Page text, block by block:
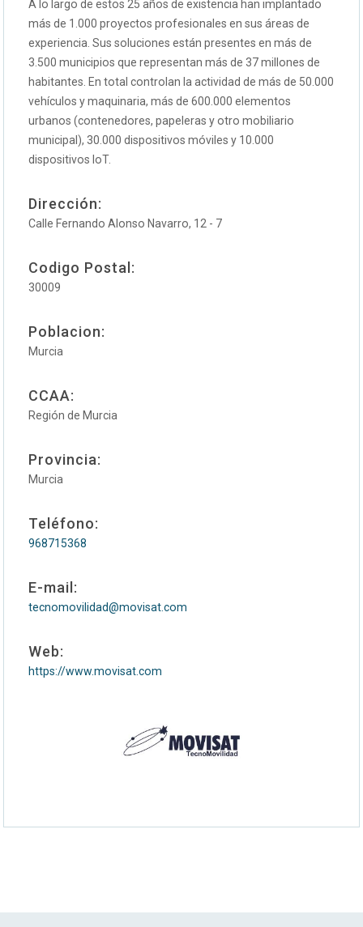
A lo largo de estos 25 años de existencia han implantado
más de 1.000 proyectos profesionales en sus áreas de
experiencia. Sus soluciones están presentes en más de
3.500 municipios que representan más de 37 millones de
habitantes. En total controlan la actividad de más de 50.000
vehículos y maquinaria, más de 600.000 elementos
urbanos (contenedores, papeleras y otro mobiliario
municipal), 30.000 dispositivos móviles y 10.000
dispositivos IoT.
Dirección:
Calle Fernando Alonso Navarro, 12 - 7
Codigo Postal:
30009
Poblacion:
Murcia
CCAA:
Región de Murcia
Provincia:
Murcia
Teléfono:
968715368
E-mail:
tecnomovilidad@movisat.com
Web:
https://www.movisat.com